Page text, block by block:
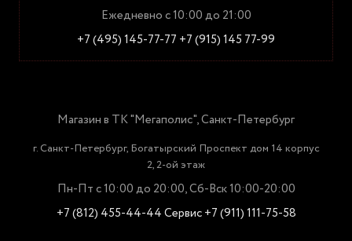
Ежедневно с 10:00 до 21:00
+7 (495) 145-77-77 +7 (915) 145 77-99
Магазин в ТК "Мегаполис", Санкт-Петербург
г. Санкт-Петербург, Богатырский Проспект дом 14 корпус
2, 2-ой этаж
Пн-Пт с 10:00 до 20:00, Сб-Вск 10:00-20:00
+7 (812) 455-44-44Сервис +7 (911) 111-75-58